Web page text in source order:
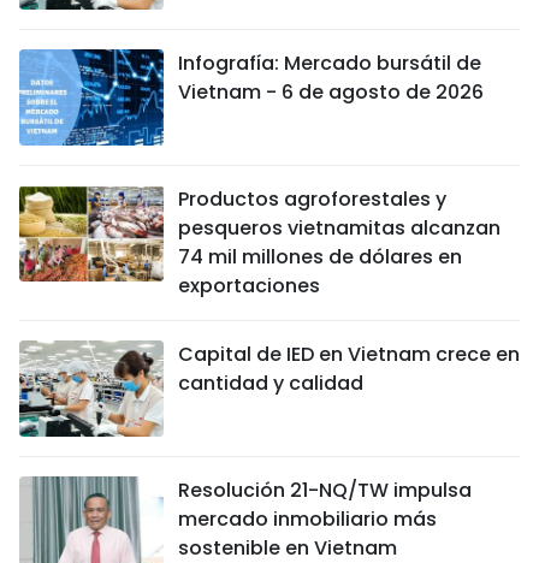
Infografía: Mercado bursátil de
Vietnam - 6 de agosto de 2026
Productos agroforestales y
pesqueros vietnamitas alcanzan
74 mil millones de dólares en
exportaciones
Capital de IED en Vietnam crece en
cantidad y calidad
Resolución 21-NQ/TW impulsa
mercado inmobiliario más
sostenible en Vietnam